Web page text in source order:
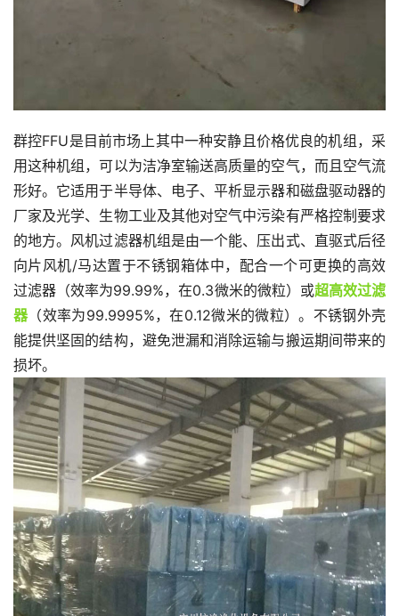
群控FFU是目前市场上其中一种安静且价格优良的机组，采
用这种机组，可以为洁净室输送高质量的空气，而且空气流
形好。它适用于半导体、电子、平析显示器和磁盘驱动器的
厂家及光学、生物工业及其他对空气中污染有严格控制要求
的地方。风机过滤器机组是由一个能、压出式、直驱式后径
向片风机/马达置于不锈钢箱体中，配合一个可更换的高效
过滤器（效率为99.99%，在0.3微米的微粒）或超高效过滤
器（效率为99.9995%，在0.12微米的微粒）。不锈钢外壳
能提供坚固的结构，避免泄漏和消除运输与搬运期间带来的
损坏。